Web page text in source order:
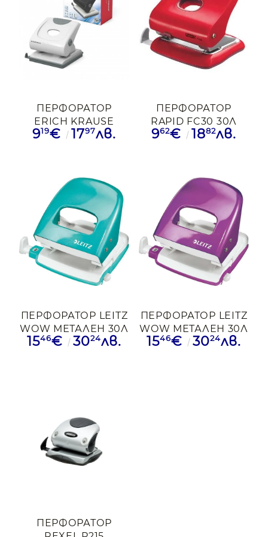
ПЕРФОРАТОР
ERICH KRAUSE
ELEGANCE ДО 30
919€ 1797лв.
ПЕРФОРАТОР
RAPID FC30 30Л
ЧРВ
962€ 1882лв.
ПЕРФОРАТОР LEITZ
WOW МЕТАЛЕН 30Л
ТЮРКОАЗ
1546€ 3024лв.
ПЕРФОРАТОР LEITZ
WOW МЕТАЛЕН 30Л
ЛЛВ
1546€ 3024лв.
ПЕРФОРАТОР